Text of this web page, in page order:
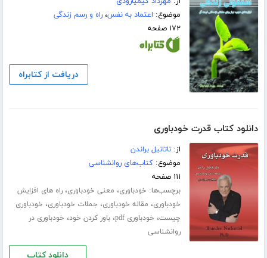
موضوع: اعتماد به نفس،راه و رسم زندگی
۱۷۲ صفحه
دریافت از کتابراه
دانلود کتاب قدرت خودباوری
از:ناتانیل براندن
موضوع:کتاب‌های روانشناسی
۱۱۱ صفحه
برچسب‌ها: خودباوری، معنی خودباوری،راه های افزایش
خودباوری، مقاله خودباوری، جملات خودباوری، خودباوری
چیست، خودباوری pdf ،باور کردن خود، خودباوری در
روانشناسی
دانلود کتاب